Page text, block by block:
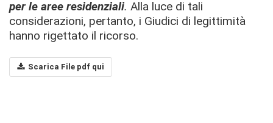
per le aree residenziali. Alla luce di tali
considerazioni, pertanto, i Giudici di legittimità
hanno rigettato il ricorso.
Scarica File pdf qui